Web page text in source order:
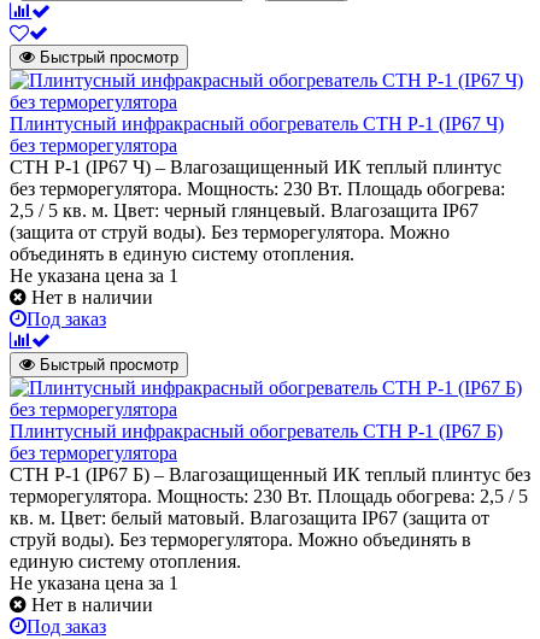
Быстрый просмотр
Плинтусный инфракрасный обогреватель СТН Р-1 (IP67 Ч)
без терморегулятора
СТН P-1 (IP67 Ч) – Влагозащищенный ИК теплый плинтус
без терморегулятора. Мощность: 230 Вт. Площадь обогрева:
2,5 / 5 кв. м. Цвет: черный глянцевый. Влагозащита IP67
(защита от струй воды). Без терморегулятора. Можно
объединять в единую систему отопления.
Не указана цена за 1
Нет в наличии
Под заказ
Быстрый просмотр
Плинтусный инфракрасный обогреватель СТН Р-1 (IP67 Б)
без терморегулятора
СТН P-1 (IP67 Б) – Влагозащищенный ИК теплый плинтус без
терморегулятора. Мощность: 230 Вт. Площадь обогрева: 2,5 / 5
кв. м. Цвет: белый матовый. Влагозащита IP67 (защита от
струй воды). Без терморегулятора. Можно объединять в
единую систему отопления.
Не указана цена за 1
Нет в наличии
Под заказ